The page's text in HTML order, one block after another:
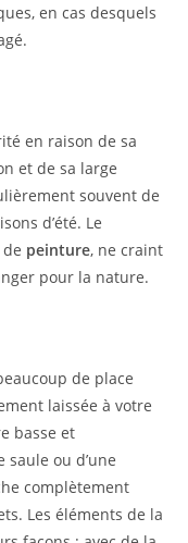
en cas desquels
en raison de sa
et de sa large
souvent de
d’été. Le
peinture, ne craint
pour la nature.
de place
laissée à votre
basse et
ou d’une
complètement
Les éléments de la